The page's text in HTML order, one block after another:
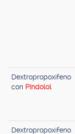
Dextropropoxifeno
con Pindolol
Dextropropoxifeno